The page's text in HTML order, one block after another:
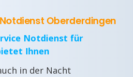
Oberderdingen
Notdienst für
Ihnen
in der Nacht